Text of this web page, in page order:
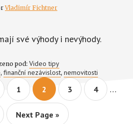
Vladimír Fichtner
své výhody i nevýhody.
pod: Video tipy
, finanční nezávislost, nemovitosti
Page
1 Page
2 Page
3 Page
4 …
Go
Next Page »